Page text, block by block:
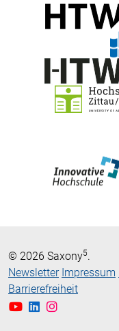
© 2026 Saxony5.
Newsletter Impressum
Barrierefreiheit